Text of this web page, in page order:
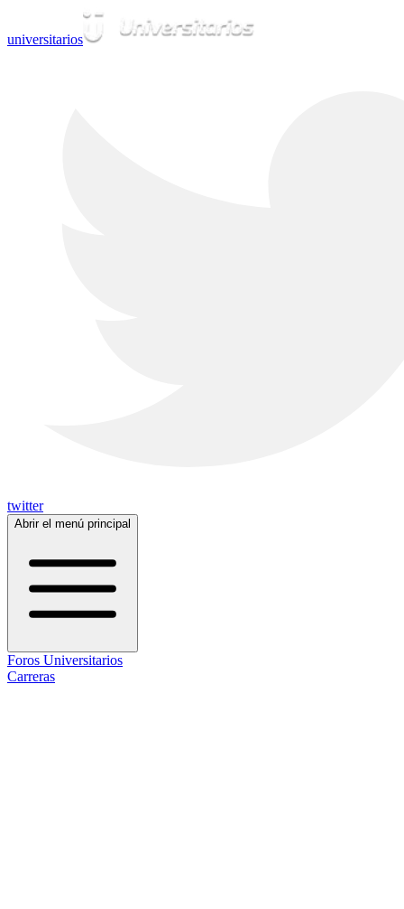
universitarios
twitter
Abrir el menú principal
Foros Universitarios
Carreras